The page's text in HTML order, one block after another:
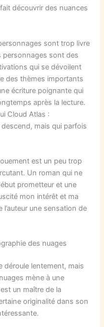
découvrir des nuances
sont trop livre
personnages sont des
qui se dévoilent
des thèmes importants
écriture poignante qui
après la lecture.
Cloud Atlas :
mais qui parfois
est un peu trop
Un roman qui ne
prometteur et une
mon intérêt et ma
une sensation de
des nuages
déroule lentement, mais
mène à une
un maître de la
originalité dans son